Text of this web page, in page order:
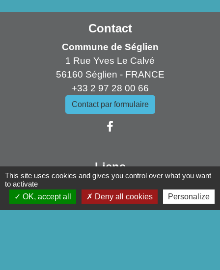
Contact
Commune de Séglien
1 Rue Yves Le Calvé
56160 Séglien - FRANCE
+33 2 97 28 00 66
Contact par formulaire
Liens
Pontivy Communauté
Conseil départemental
Région Bretagne
This site uses cookies and gives you control over what you want
to activate
OK, accept all
Deny all cookies Personalize